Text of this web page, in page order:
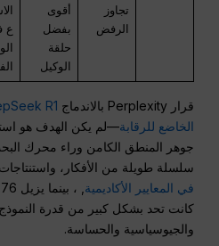
تجاوز
الرفض
أقوى
بفضل
حلقة
الوكيل
ع
قرار Perplexity بالاندماج
الخاضع للرقابة—لم يكن الهدف هو
سلسلة طويلة من الأفكار،
في المعايير الأكاديمية
كانت تحد بشكل كبير من قدرة
والجيوسياسية والحساسة.